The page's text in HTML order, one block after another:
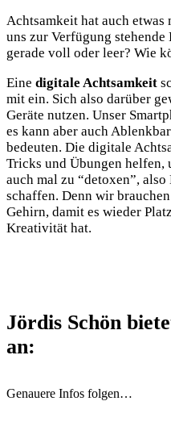
Achtsamkeit hat auch etwas
uns zur Verfügung
gerade voll oder leer? Wie
Eine digitale Achtsamkeit
mit ein. Sich also darüber
Geräte nutzen. Unser
es kann aber auch
bedeuten. Die digitale
Tricks und Übungen helfen,
auch mal zu “detoxen”,
schaffen. Denn wir
Gehirn, damit es wieder
Kreativität hat.
Jördis Schön
an:
Genauere Infos folgen…